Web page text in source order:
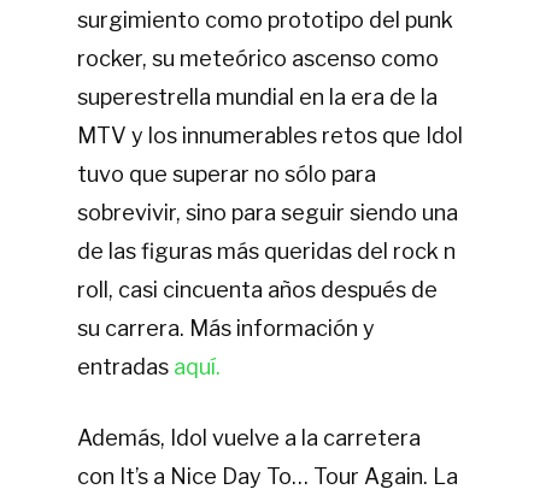
surgimiento como prototipo del punk
rocker, su meteórico ascenso como
superestrella mundial en la era de la
MTV y los innumerables retos que Idol
tuvo que superar no sólo para
sobrevivir, sino para seguir siendo una
de las figuras más queridas del rock n
roll, casi cincuenta años después de
su carrera. Más información y
entradas aquí.
Además, Idol vuelve a la carretera
con It’s a Nice Day To… Tour Again. La